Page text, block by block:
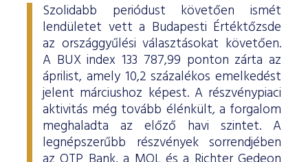
Szolidabb periódust követően ismét
lendületet vett a Budapesti Értéktőzsde
az országgyűlési választásokat követően.
A BUX index 133 787,99 ponton zárta az
áprilist, amely 10,2 százalékos emelkedést
jelent márciushoz képest. A részvénypiaci
aktivitás még tovább élénkült, a forgalom
meghaladta az előző havi szintet. A
legnépszerűbb részvények sorrendjében